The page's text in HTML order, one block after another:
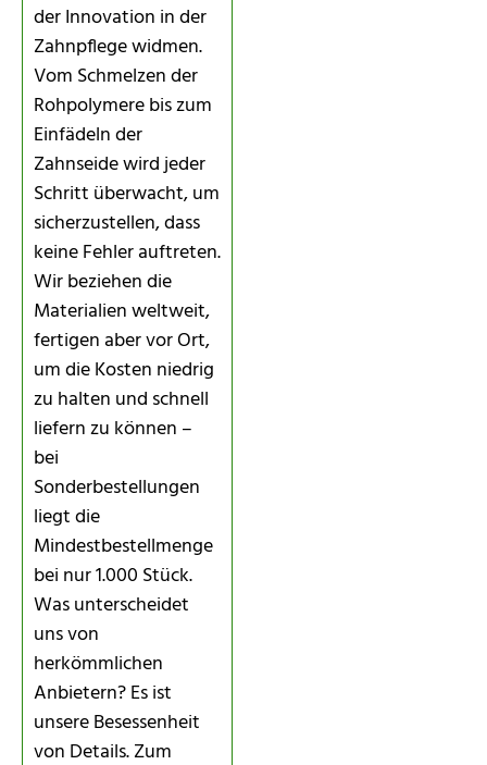
der Innovation in der
Zahnpflege widmen.
Vom Schmelzen der
Rohpolymere bis zum
Einfädeln der
Zahnseide wird jeder
Schritt überwacht, um
sicherzustellen, dass
keine Fehler auftreten.
Wir beziehen die
Materialien weltweit,
fertigen aber vor Ort,
um die Kosten niedrig
zu halten und schnell
liefern zu können –
bei
Sonderbestellungen
liegt die
Mindestbestellmenge
bei nur 1.000 Stück.
Was unterscheidet
uns von
herkömmlichen
Anbietern? Es ist
unsere Besessenheit
von Details. Zum